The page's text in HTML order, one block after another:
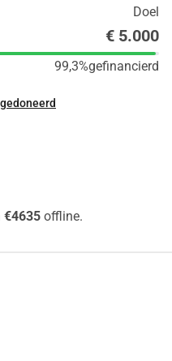
Doel
€ 5.000
99,3%gefinancierd
€4635 offline.